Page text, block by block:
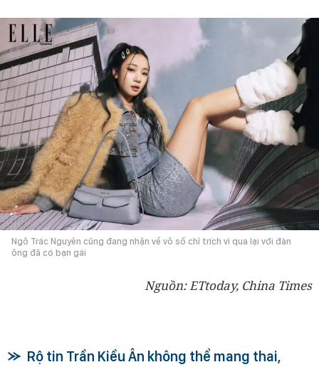
Ngô Trác Nguyên cũng đang nhận về vô số chỉ trích vì qua lại với đàn
ông đã có bạn gái
Nguồn: ETtoday, China Times
Rộ tin Trần Kiều Ân không thể mang thai,